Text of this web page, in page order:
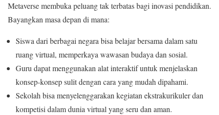
Metaverse membuka peluang tak terbatas bagi inovasi pendidikan.
Bayangkan masa depan di mana:
Siswa dari berbagai negara bisa belajar bersama dalam satu
ruang virtual, memperkaya wawasan budaya dan sosial.
Guru dapat menggunakan alat interaktif untuk menjelaskan
konsep-konsep sulit dengan cara yang mudah dipahami.
Sekolah bisa menyelenggarakan kegiatan ekstrakurikuler dan
kompetisi dalam dunia virtual yang seru dan aman.